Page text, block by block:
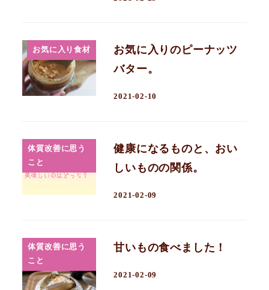
お気に入り食材
お気に入りのピーナッツ
バター。
2021-02-10
体質改善に思う
こと
健康になるものと、おい
しいものの関係。
2021-02-09
体質改善に思う
こと
甘いもの食べました！
2021-02-09